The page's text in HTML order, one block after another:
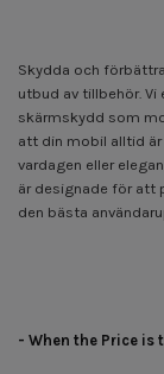
Skydda och
utbud av tillbehör.
skärmskydd som
att din mobil alltid
vardagen eller
är designade för att
den bästa
- When the Price is